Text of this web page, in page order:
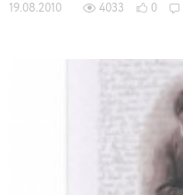
19.08.2010 4033 0